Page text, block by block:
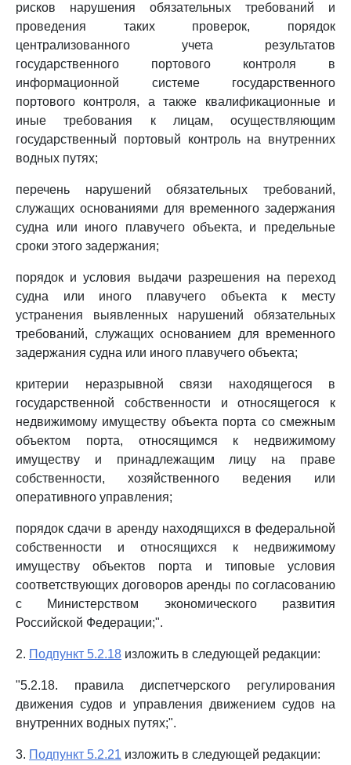
рисков нарушения обязательных требований и
проведения таких проверок, порядок
централизованного учета результатов
государственного портового контроля в
информационной системе государственного
портового контроля, а также квалификационные и
иные требования к лицам, осуществляющим
государственный портовый контроль на внутренних
водных путях;
перечень нарушений обязательных требований,
служащих основаниями для временного задержания
судна или иного плавучего объекта, и предельные
сроки этого задержания;
порядок и условия выдачи разрешения на переход
судна или иного плавучего объекта к месту
устранения выявленных нарушений обязательных
требований, служащих основанием для временного
задержания судна или иного плавучего объекта;
критерии неразрывной связи находящегося в
государственной собственности и относящегося к
недвижимому имуществу объекта порта со смежным
объектом порта, относящимся к недвижимому
имуществу и принадлежащим лицу на праве
собственности, хозяйственного ведения или
оперативного управления;
порядок сдачи в аренду находящихся в федеральной
собственности и относящихся к недвижимому
имуществу объектов порта и типовые условия
соответствующих договоров аренды по согласованию
с Министерством экономического развития
Российской Федерации;".
2. Подпункт 5.2.18 изложить в следующей редакции:
"5.2.18. правила диспетчерского регулирования
движения судов и управления движением судов на
внутренних водных путях;".
3. Подпункт 5.2.21 изложить в следующей редакции: